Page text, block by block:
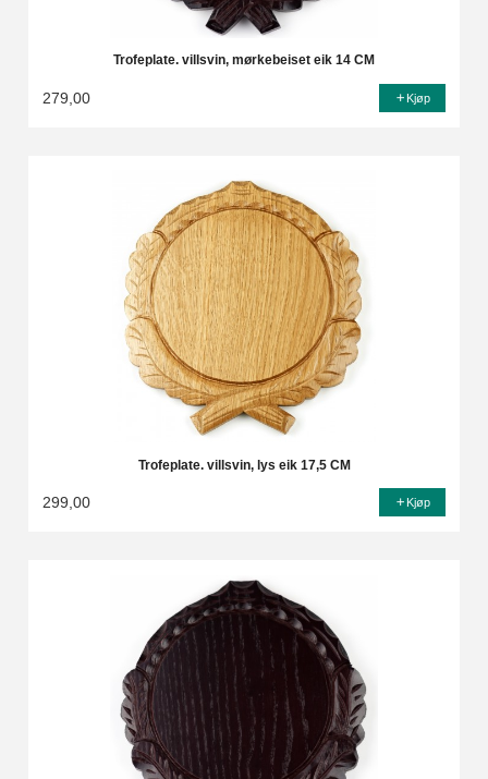
Trofeplate. villsvin, mørkebeiset eik 14 CM
279,00 Kjøp
Trofeplate. villsvin, lys eik 17,5 CM
299,00 Kjøp